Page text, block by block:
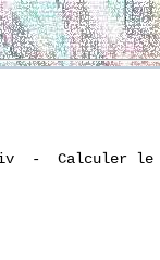
-  Calculer